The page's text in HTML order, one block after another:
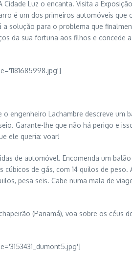
Luz o encanta. Visita a
é um dos primeiros automóveis que
solução para o problema que
da sua fortuna aos filhos e concede
engenheiro Lachambre descreve
Garante-lhe que não há perigo e
ele queria: voar!
de automóvel. Encomenda um
de gás, com 14 quilos de peso.
pesa seis. Cabe numa mala de
(Panamá), voa sobre os céus